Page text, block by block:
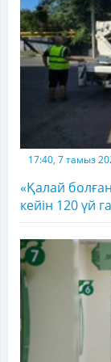
17:40, 7 тамыз
«Қалай
кейін 120 үй